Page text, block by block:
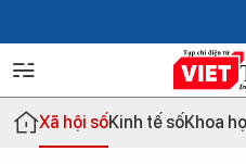
Xã hội sốKinh tế sốKhoa